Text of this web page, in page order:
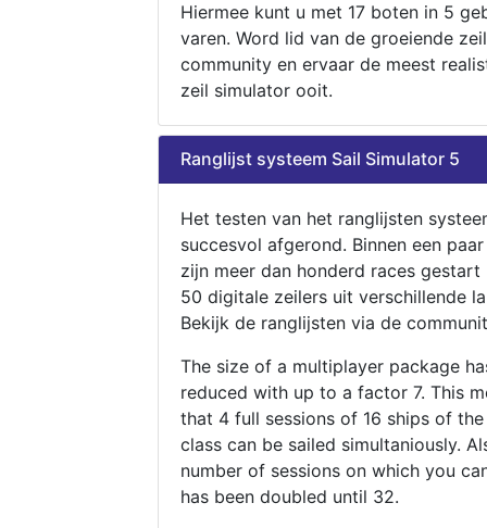
Hiermee kunt u met 17 boten in 5
varen. Word lid van de groeiende zeil
community en ervaar de meest
zeil simulator ooit.
Ranglijst systeem Sail Simulator 5
Het testen van het ranglijsten
succesvol afgerond. Binnen een
zijn meer dan honderd races gestart
50 digitale zeilers uit verschillende
Bekijk de ranglijsten via de
The size of a multiplayer package
reduced with up to a factor 7. This
that 4 full sessions of 16 ships of
class can be sailed simultaniously.
number of sessions on which you
has been doubled until 32.